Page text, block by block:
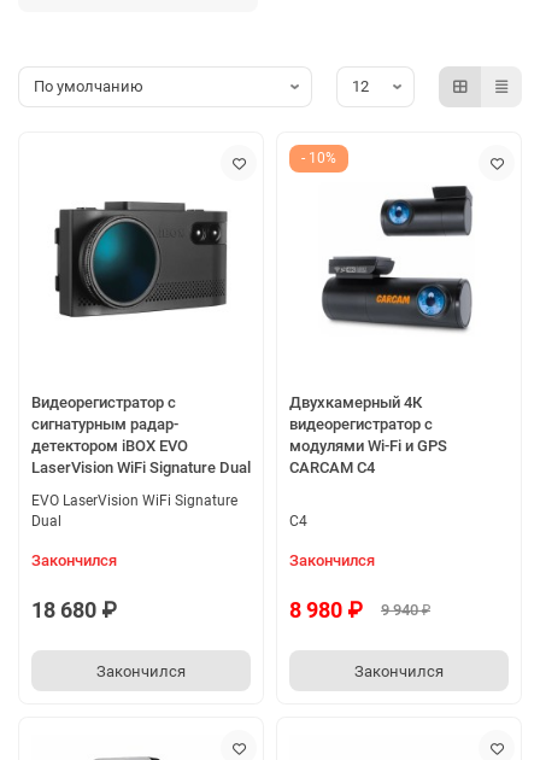
Видеорегистратор с
сигнатурным радар-
детектором iBOX EVO
LaserVision WiFi Signature Dual
EVO LaserVision WiFi Signature
Dual
Закончился
18 680 ₽
Закончился
- 10%
Двухкамерный 4К
видеорегистратор с
модулями Wi-Fi и GPS
CARCAM C4
C4
Закончился
8 980 ₽ 9 940 ₽
Закончился